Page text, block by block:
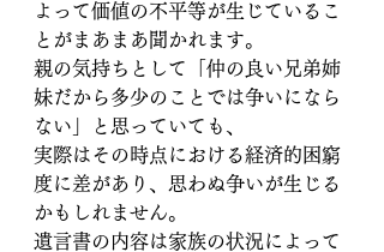
よって価値の不平等が生じているこ
とがまあまあ聞かれます。
親の気持ちとして「仲の良い兄弟姉
妹だから多少のことでは争いになら
ない」と思っていても、
実際はその時点における経済的困窮
度に差があり、思わぬ争いが生じる
かもしれません。
遺言書の内容は家族の状況によって